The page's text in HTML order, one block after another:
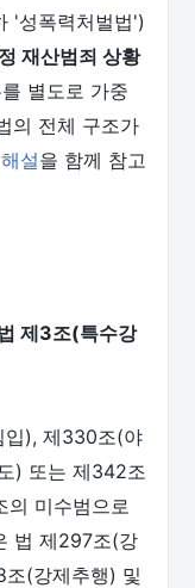
'성폭력처벌법')
재산범죄 상황
별도로 가중
의 전체 구조가
설을 함께 참고
제3조(특수강
), 제330조(야
) 또는 제342조
의 미수범으로
법 제297조(강
(강제추행) 및